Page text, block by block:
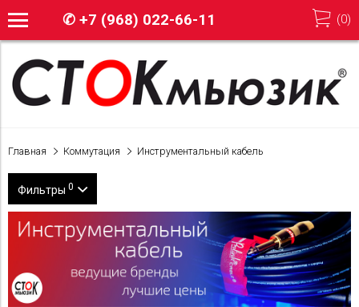
✆ +7 (968) 022-66-11 (0)
Главная Коммутация Инструментальный кабель
Фильтры 0
Бренд
Применить